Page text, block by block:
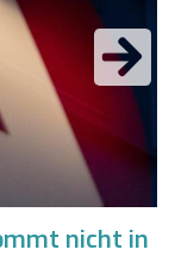
nicht in